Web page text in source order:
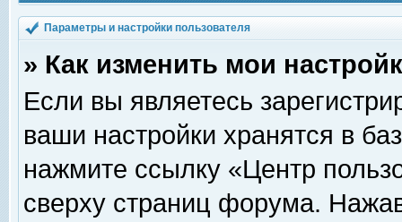
Параметры и настройки пользователя
» Как изменить мои
Если вы являетесь
ваши настройки хранятся в
нажмите ссылку «Центр
сверху страниц форума.